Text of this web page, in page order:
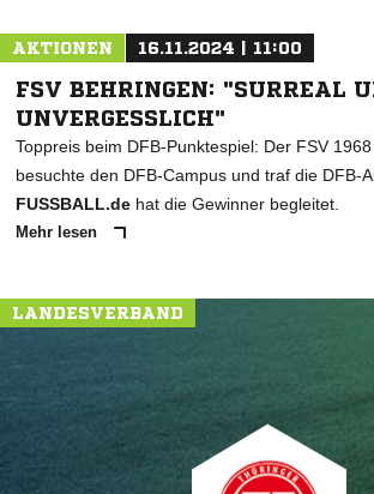
AKTIONEN 16.11.2024 | 11:00
FSV BEHRINGEN: "SURREAL
UNVERGESSLICH"
Toppreis beim DFB-Punktespiel: Der FSV
besuchte den DFB-Campus und traf die DFB-
FUSSBALL.de hat die Gewinner begleitet.
Mehr lesen
LANDESVERBAND